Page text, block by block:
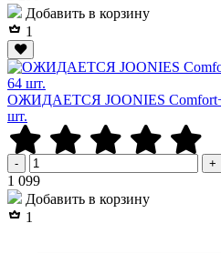
Добавить в корзину
1
ОЖИДАЕТСЯ JOONIES Comfort+
шт.
- +
1 099Р
Добавить в корзину
1